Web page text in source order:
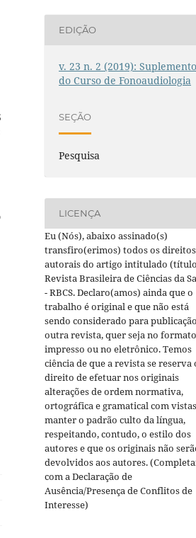
EDIÇÃO
v. 23 n. 2 (2019): Suplemento
do Curso de Fonoaudiologia
SEÇÃO
Pesquisa
LICENÇA
Eu (Nós), abaixo assinado(s)
transfiro(erimos) todos os direitos
autorais do artigo intitulado
Revista Brasileira de Ciências da
- RBCS. Declaro(amos) ainda que o
trabalho é original e que não está
sendo considerado para
outra revista, quer seja no formato
impresso ou no eletrônico. Temos
ciência de que a revista se reserva
direito de efetuar nos originais
alterações de ordem normativa,
ortográfica e gramatical com
manter o padrão culto da língua,
respeitando, contudo, o estilo dos
autores e que os originais não
devolvidos aos autores.
com a Declaração de
Ausência/Presença de Conflitos de
Interesse)